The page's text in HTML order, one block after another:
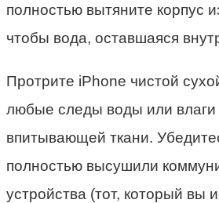
полностью вытяните корпус
чтобы вода, оставшаяся
Протрите iPhone чистой
любые следы воды или
впитывающей ткани.
полностью высушили
устройства (тот, который вы